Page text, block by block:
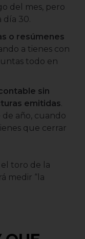
del mes, pero
día 30.
o resúmenes
a tienes con
todo en
sin
emitidas.
año, cuando
que cerrar
toro de la
medir “la